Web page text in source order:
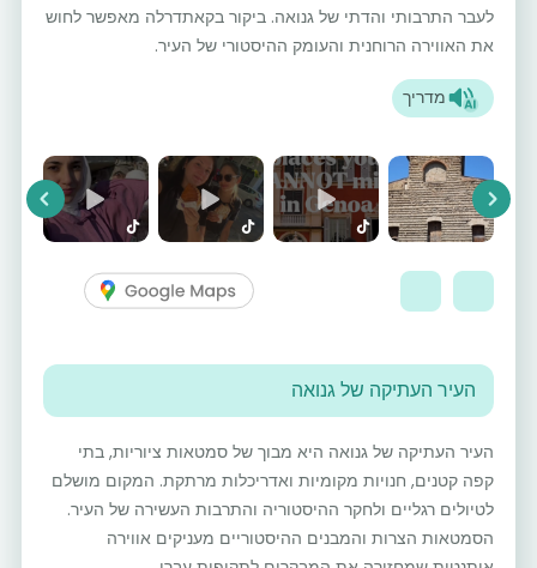
לעבר התרבותי והדתי של גנואה. ביקור בקאתדרלה מאפשר לחוש
את האווירה הרוחנית והעומק ההיסטורי של העיר.
מדריך
Next
העיר העתיקה של גנואה
העיר העתיקה של גנואה היא מבוך של סמטאות ציוריות, בתי
קפה קטנים, חנויות מקומיות ואדריכלות מרתקת. המקום מושלם
לטיולים רגליים ולחקר ההיסטוריה והתרבות העשירה של העיר.
הסמטאות הצרות והמבנים ההיסטוריים מעניקים אווירה